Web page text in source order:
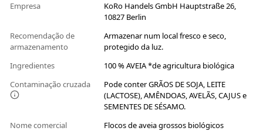
Empresa
KoRo Handels GmbH Hauptstraße 26,
10827 Berlin
Recomendação de
armazenamento
Armazenar num local fresco e seco,
protegido da luz.
Ingredientes
100 % AVEIA *de agricultura biológica
Contaminação cruzada
Pode conter GRÃOS DE SOJA, LEITE
(LACTOSE), AMÊNDOAS, AVELÃS, CAJUS e
SEMENTES DE SÉSAMO.
Nome comercial
Flocos de aveia grossos biológicos